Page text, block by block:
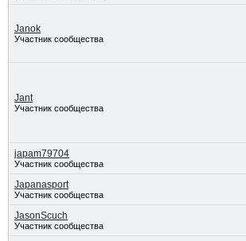
Janok
Участник сообщества
Jant
Участник сообщества
japam79704
Участник сообщества
Japanasport
Участник сообщества
JasonScuch
Участник сообщества